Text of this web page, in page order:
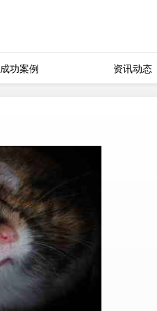
成功案例 资讯动态